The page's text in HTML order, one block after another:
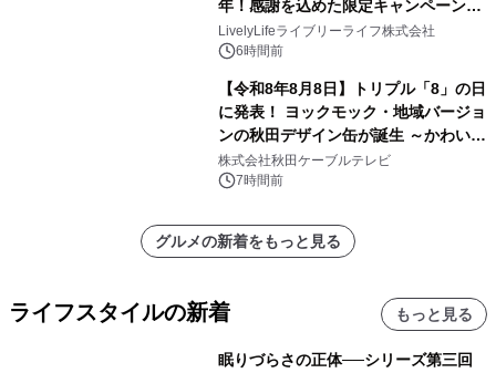
年！感謝を込めた限定キャンペーンを
8月10日より開催
LivelyLifeライブリーライフ株式会社
6時間前
【令和8年8月8日】トリプル「8」の日
に発表！ ヨックモック・地域バージョ
ンの秋田デザイン缶が誕生 ～かわいい
秋田犬の子犬と秋田の四季と名所を巡
るパッケージ～ 9月1日(火)秋田県内で
株式会社秋田ケーブルテレビ
7時間前
グルメの新着をもっと見る
ライフスタイルの新着 もっと見る
眠りづらさの正体──シリーズ第三回